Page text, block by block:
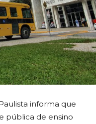
informa que
pública de ensino